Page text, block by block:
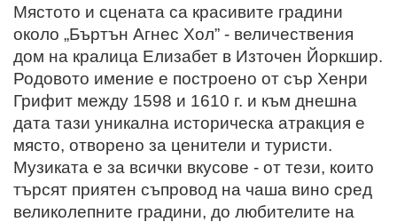
Мястото и сцената са красивите градини
около „Бъртън Агнес Хол” - величествения
дом на кралица Елизабет в Източен Йоркшир.
Родовото имение е построено от сър Хенри
Грифит между 1598 и 1610 г. и към днешна
дата тази уникална историческа атракция е
място, отворено за ценители и туристи.
Музиката е за всички вкусове - от тези, които
търсят приятен съпровод на чаша вино сред
великолепните градини, до любителите на